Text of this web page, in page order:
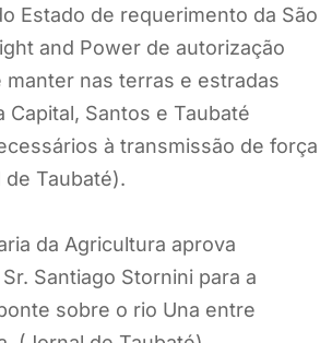
Estado de requerimento da São
and Power de autorização
manter nas terras e estradas
Capital, Santos e Taubaté
à transmissão de força
Taubaté).
da Agricultura aprova
Santiago Stornini para a
sobre o rio Una entre